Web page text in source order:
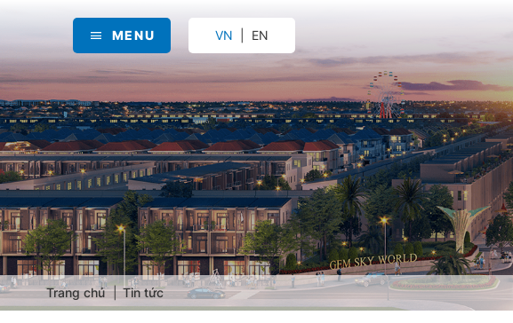
MENU VN EN
Trang chủ Tin tức